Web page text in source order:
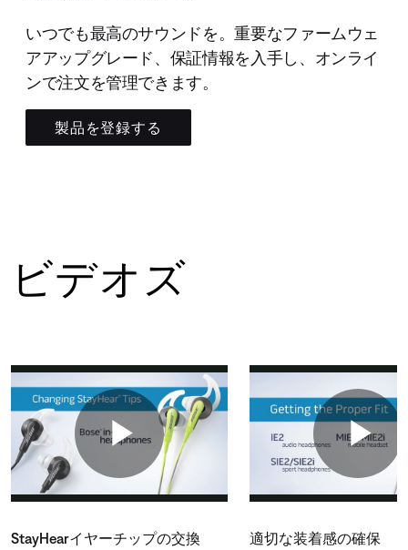
いつでも最高のサウンドを。重要なファームウェ
アアップグレード、保証情報を入手し、オンライ
ンで注文を管理できます。
製品を登録する
ビデオズ
StayHearイヤーチップの交換 適切な装着感の確保